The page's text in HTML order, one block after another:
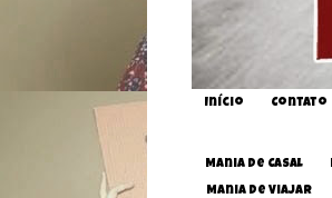
Início Contato
Mania de Casal
Mania de Viajar